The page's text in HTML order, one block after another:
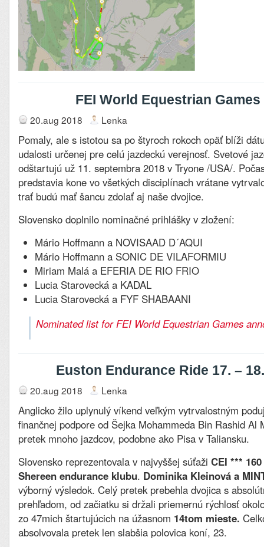
FEI World Equestrian Games
20.aug 2018 Lenka
Pomaly, ale s istotou sa po štyroch rokoch opäť blíži
udalosti určenej pre celú jazdeckú verejnosť. Svetové
odštartujú už 11. septembra 2018 v Tryone /USA/.
predstavia kone vo všetkých disciplínach vrátane
trať budú mať šancu zdolať aj naše dvojice.
Slovensko doplnilo nominačné prihlášky v zložení:
Mário Hoffmann a NOVISAAD D´AQUI
Mário Hoffmann a SONIC DE VILAFORMIU
Miriam Malá a EFERIA DE RIO FRIO
Lucia Starovecká a KADAL
Lucia Starovecká a FYF SHABAANI
Nominated list for FEI World Equestrian Games
Euston Endurance Ride 17. –
20.aug 2018 Lenka
Anglicko žilo uplynulý víkend veľkým vytrvalostným
finančnej podpore od Šejka Mohammeda Bin Rashid Al
pretek mnoho jazdcov, podobne ako Pisa v Taliansku.
Slovensko reprezentovala v najvyššej súťaži CEI ***
Shereen endurance klubu. Dominika Kleinová a
výborný výsledok. Celý pretek prebehla dvojica s
prehľadom, od začiatku si držali priemernú rýchlosť
zo 47mich štartujúcich na úžasnom 14tom mieste.
absolvovala pretek len slabšia polovica koní, 23.